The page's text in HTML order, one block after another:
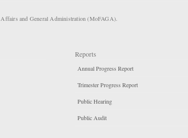
and General Administration (MoFAGA).
Reports
Annual Progress Report
Trimester Progress Report
Public Hearing
Public Audit